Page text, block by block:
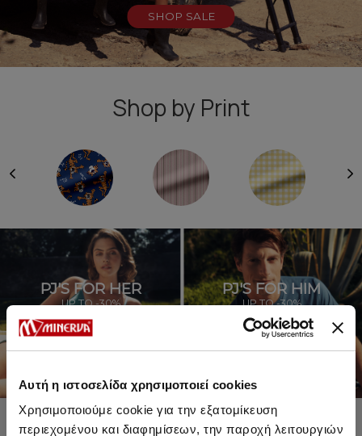
Αυτή η ιστοσελίδα χρησιμοποιεί cookies
Χρησιμοποιούμε cookie για την εξατομίκευση
περιεχομένου και διαφημίσεων, την παροχή λειτουργιών
SHOP SALE
Shop by Print
PJ'S FOR HER
UP TO -30%
SHOP SALE
PJ'S FOR HIM
UP TO -30%
SHOP SALE